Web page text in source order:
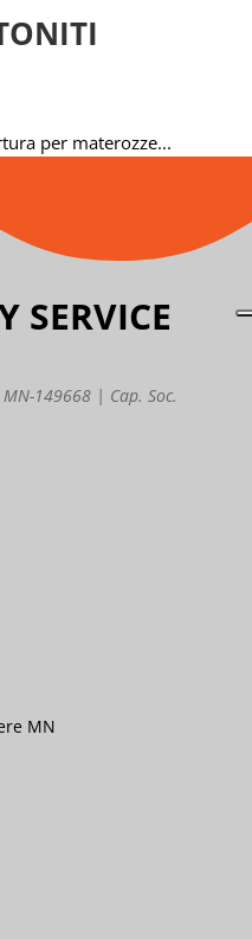
per materozze...
SERVICE
149668 | Cap. Soc.
MN